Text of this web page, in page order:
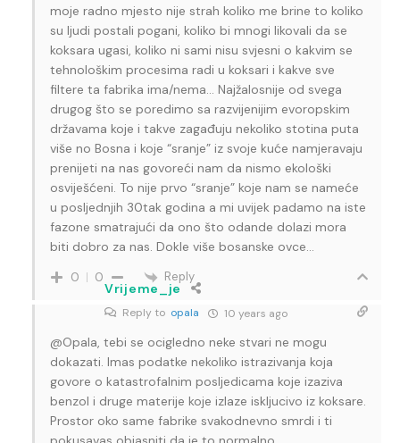
moje radno mjesto nije strah koliko me brine to koliko
su ljudi postali pogani, koliko bi mnogi likovali da se
koksara ugasi, koliko ni sami nisu svjesni o kakvim se
tehnološkim procesima radi u koksari i kakve sve
filtere ta fabrika ima/nema… Najžalosnije od svega
drugog što se poredimo sa razvijenijim evoropskim
državama koje i takve zagađuju nekoliko stotina puta
više no Bosna i koje “sranje” iz svoje kuće namjeravaju
prenijeti na nas govoreći nam da nismo ekološki
osviješćeni. To nije prvo “sranje” koje nam se nameće
u posljednjih 30tak godina a mi uvijek padamo na iste
fazone smatrajući da ono što odande dolazi mora
biti dobro za nas. Dokle više bosanske ovce…
0 0 Reply
Vrijeme_je
Reply to opala 10 years ago
@Opala, tebi se ocigledno neke stvari ne mogu
dokazati. Imas podatke nekoliko istrazivanja koja
govore o katastrofalnim posljedicama koje izaziva
benzol i druge materije koje izlaze iskljucivo iz koksare.
Prostor oko same fabrike svakodnevno smrdi i ti